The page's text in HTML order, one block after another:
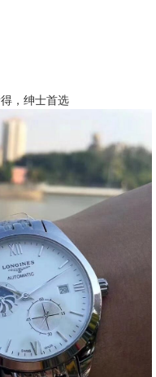
，绅士首选